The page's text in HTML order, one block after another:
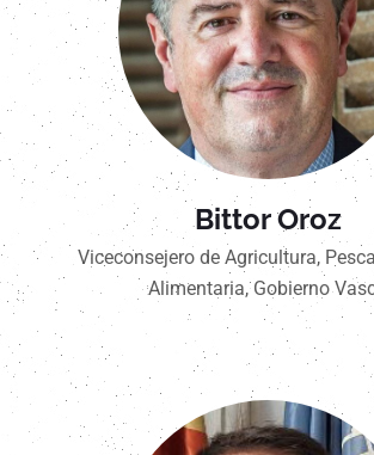
Bittor Oroz
Viceconsejero de Agricultura,
Alimentaria, Gobierno